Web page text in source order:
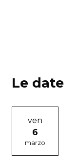
Le date
ven
6
marzo